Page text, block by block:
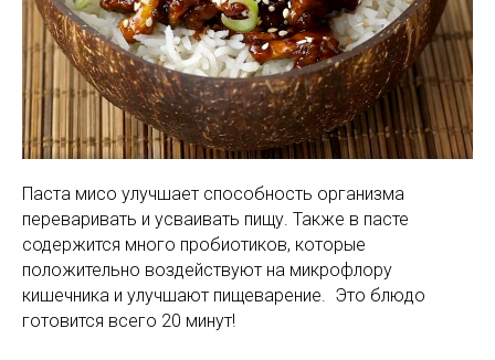
Паста мисо улучшает способность организма
переваривать и усваивать пищу. Также в пасте
содержится много пробиотиков, которые
положительно воздействуют на микрофлору
кишечника и улучшают пищеварение. Это блюдо
готовится всего 20 минут!